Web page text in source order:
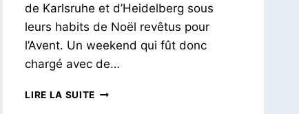
de Karlsruhe et d’Heidelberg sous
leurs habits de Noël revêtus pour
l’Avent. Un weekend qui fût donc
chargé avec de…
LIRE LA SUITE L’AVENT